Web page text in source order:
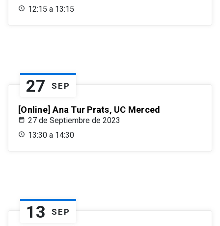
12:15 a 13:15
27 SEP
[Online] Ana Tur Prats, UC Merced
27 de Septiembre de 2023
13:30 a 14:30
13 SEP